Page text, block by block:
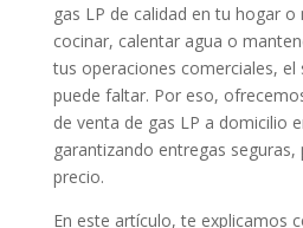
gas LP de calidad en tu hogar o
cocinar, calentar agua o
tus operaciones comerciales,
puede faltar. Por eso,
de venta de gas LP a domicilio
garantizando entregas
precio.
En este artículo, te explicamos